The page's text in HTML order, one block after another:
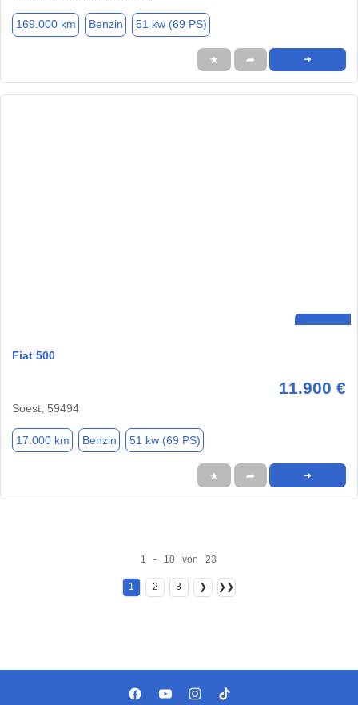
169.000 km Benzin 51 kw (69 PS)
★ ➦ ➜
Fiat 500
11.900 €
Soest, 59494
17.000 km Benzin 51 kw (69 PS)
★ ➦ ➜
1 - 10 von 23
1 2 3 ❯ ❯❯